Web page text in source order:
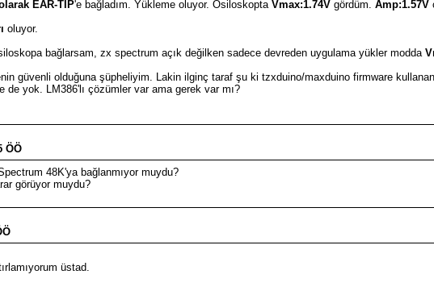
EAR-TIP'e bağladım. Yükleme oluyor. OsiloskoptaVmax:1.74V gördüm.Amp:1.57V
oluyor.
bağlarsam, zx spectrum açık değilken sadece devreden uygulama yükler modda
güvenli olduğuna şüpheliyim. Lakin ilginç taraf şu ki tzxduino/maxduino firmware
yok. LM386'lı çözümler var ama gerek var mı?
ÖÖ
48K'ya bağlanmıyor muydu?
görüyor muydu?
üstad.